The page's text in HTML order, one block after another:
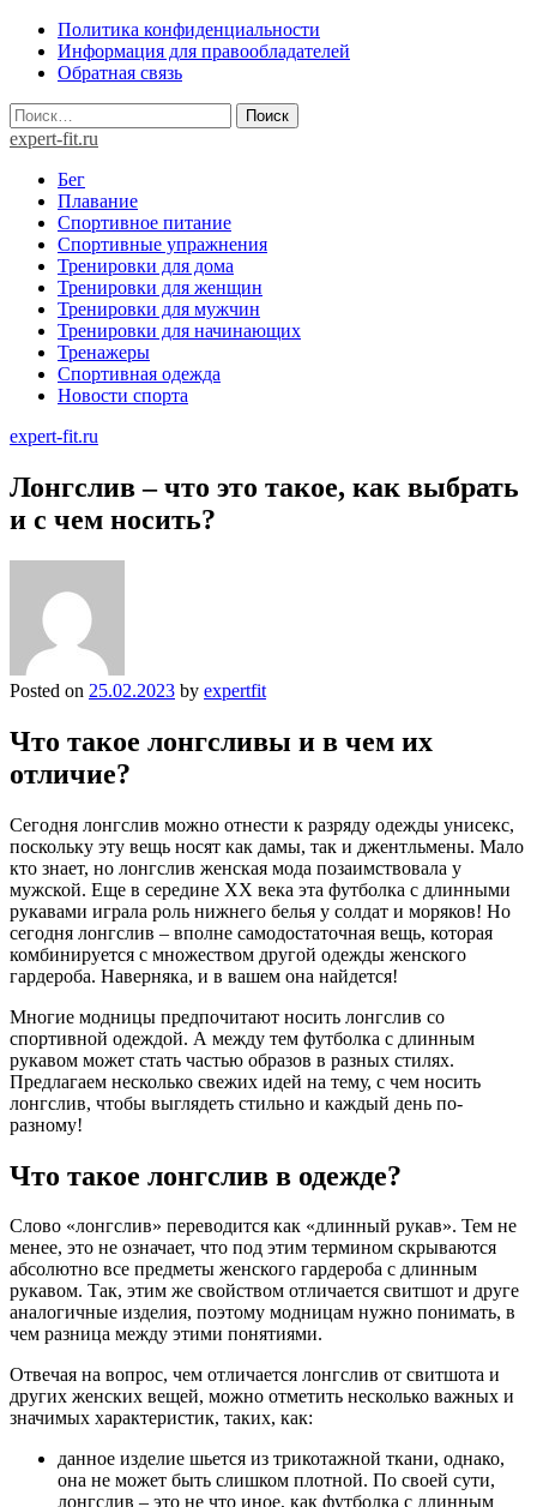
Skip
content
Политика конфиденциальности
Информация для правообладателей
Обратная связь
Найти:
expert-fit.ru
Бег
Плавание
Спортивное питание
Спортивные упражнения
Тренировки для дома
Тренировки для женщин
Тренировки для мужчин
Тренировки для начинающих
Тренажеры
Спортивная одежда
Новости спорта
expert-fit.ru
Лонгслив – что это такое, как выбрать
и с чем носить?
Posted on 25.02.2023 by expertfit
Что такое лонгсливы и в чем их
отличие?
Сегодня лонгслив можно отнести к разряду одежды унисекс,
поскольку эту вещь носят как дамы, так и джентльмены. Мало
кто знает, но лонгслив женская мода позаимствовала у
мужской. Еще в середине XX века эта футболка с длинными
рукавами играла роль нижнего белья у солдат и моряков! Но
сегодня лонгслив – вполне самодостаточная вещь, которая
комбинируется с множеством другой одежды женского
гардероба. Наверняка, и в вашем она найдется!
Многие модницы предпочитают носить лонгслив со
спортивной одеждой. А между тем футболка с длинным
рукавом может стать частью образов в разных стилях.
Предлагаем несколько свежих идей на тему, с чем носить
лонгслив, чтобы выглядеть стильно и каждый день по-
разному!
Что такое лонгслив в одежде?
Слово «лонгслив» переводится как «длинный рукав». Тем не
менее, это не означает, что под этим термином скрываются
абсолютно все предметы женского гардероба с длинным
рукавом. Так, этим же свойством отличается свитшот и друге
аналогичные изделия, поэтому модницам нужно понимать, в
чем разница между этими понятиями.
Отвечая на вопрос, чем отличается лонгслив от свитшота и
других женских вещей, можно отметить несколько важных и
значимых характеристик, таких, как:
данное изделие шьется из трикотажной ткани, однако,
она не может быть слишком плотной. По своей сути,
лонгслив – это не что иное, как футболка с длинным